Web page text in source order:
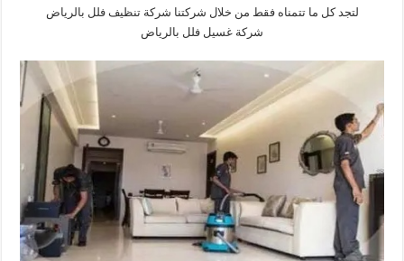
لتجد كل ما تتمناه فقط من خلال شركتنا شركة تنظيف فلل بالرياض
شركة غسيل فلل بالرياض